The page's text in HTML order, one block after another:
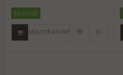
En stock
AJOUTER AU PANIER